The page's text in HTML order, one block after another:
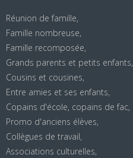
Réunion de famille,
Famille nombreuse,
Famille recomposée,
Grands parents et petits enfants,
Cousins et cousines,
Entre amies et ses enfants,
Copains d'école, copains de fac,
Promo d'anciens élèves,
Collègues de travail,
Associations culturelles,